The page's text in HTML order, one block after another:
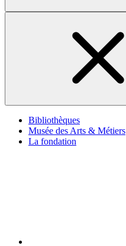
Bibliothèques
Musée des Arts & Métiers
La fondation